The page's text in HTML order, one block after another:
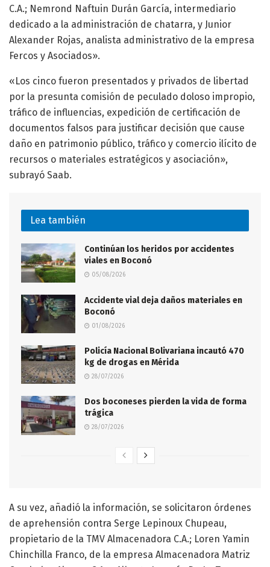
C.A.; Nemrond Naftuin Durán García, intermediario
dedicado a la administración de chatarra, y Junior
Alexander Rojas, analista administrativo de la empresa
Fercos y Asociados».
«Los cinco fueron presentados y privados de libertad
por la presunta comisión de peculado doloso impropio,
tráfico de influencias, expedición de certificación de
documentos falsos para justificar decisión que cause
daño en patrimonio público, tráfico y comercio ilícito de
recursos o materiales estratégicos y asociación»,
subrayó Saab.
Lea también
Continúan los heridos por accidentes
viales en Boconó
05/08/2026
Accidente vial deja daños materiales en
Boconó
01/08/2026
Policía Nacional Bolivariana incautó 470
kg de drogas en Mérida
28/07/2026
Dos boconeses pierden la vida de forma
trágica
28/07/2026
A su vez, añadió la información, se solicitaron órdenes
de aprehensión contra Serge Lepinoux Chupeau,
propietario de la TMV Almacenadora C.A.; Loren Yamin
Chinchilla Franco, de la empresa Almacenadora Matriz